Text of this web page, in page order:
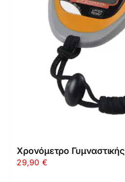
Χρονόμετρο Γυμναστικής
29,90 €